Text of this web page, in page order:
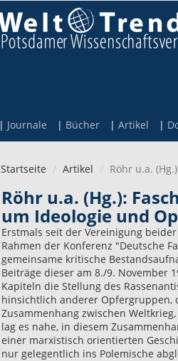
Journale Bücher Artikel
Startseite Artikel Röhr u.a.
Röhr u.a. (Hg.):
um Ideologie und
Erstmals seit der Vereinigung
Rahmen der Konferenz "Deutsche
gemeinsame kritische
Beiträge dieser am 8./9. November
Kapiteln die Stellung des
hinsichtlich anderer Opfergruppen,
Zusammenhang zwischen
lag es nahe, in diesem
einer marxistisch orientierten
nur gelegentlich ins Polemische